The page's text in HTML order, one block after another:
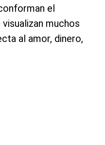
el
muchos
al amor, dinero,